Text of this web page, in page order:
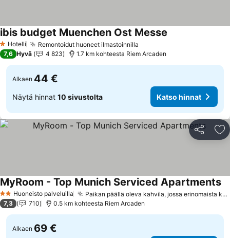
1 Tähtiluokitus
Hotelli Remontoidut huoneet ilmastoinnilla
ibis budget Muenchen Ost Messe
7,6 Hyvä 4 823 1.7 km kohteesta Riem Arcaden
Alkaen 44 €
Näytä hinnat 10 sivustolta Katso hinnat
Jaa
2 Tähtiluokitus
Huoneisto palveluilla Paikan päällä oleva kahvila, jossa erinomaista kahvia
MyRoom - Top Munich Serviced Apartments
7,3 710 0.5 km kohteesta Riem Arcaden
Alkaen 69 €